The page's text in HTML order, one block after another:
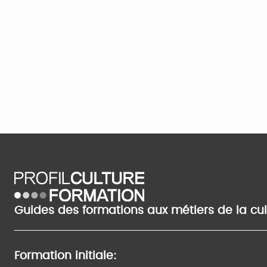
Guides des formations aux métiers de la
Formation initiale: